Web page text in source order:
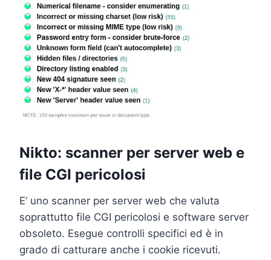
Nikto: scanner per server web e
file CGI pericolosi
E’ uno scanner per server web che valuta
soprattutto file CGI pericolosi e software server
obsoleto. Esegue controlli specifici ed è in
grado di catturare anche i cookie ricevuti.